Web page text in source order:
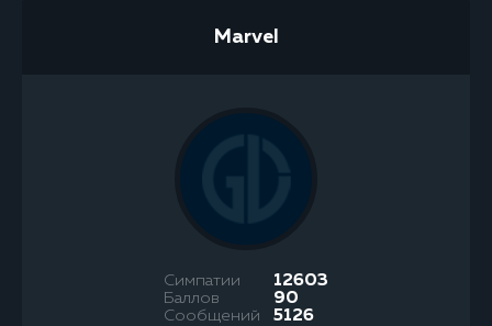
Marvel
Симпатии 12603
Баллов 90
Сообщений 5126